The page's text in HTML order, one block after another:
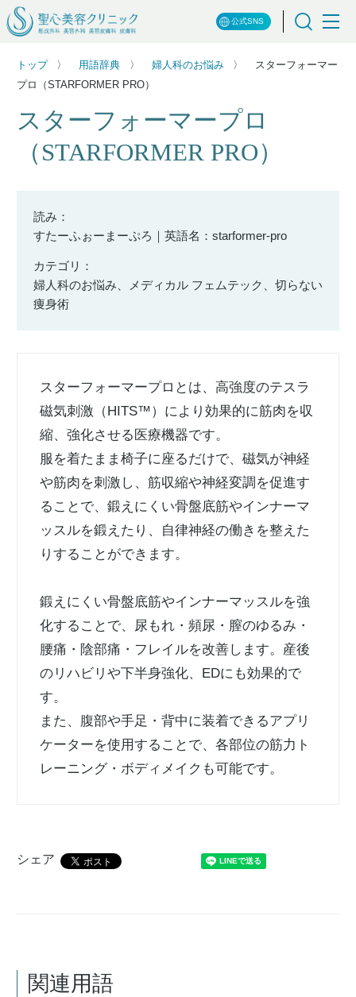
公式SNS
トップ 用語辞典 婦人科のお悩み
スターフォーマー
プロ（STARFORMER PRO）
スターフォーマープロ
（STARFORMER PRO）
読み：
すたーふぉーまーぷろ｜英語名：starformer-pro
カテゴリ：
婦人科のお悩み、メディカル フェムテック、切らない
痩身術
スターフォーマープロとは、高強度のテスラ
磁気刺激（HITS™）により効果的に筋肉を収
縮、強化させる医療機器です。
服を着たまま椅子に座るだけで、磁気が神経
や筋肉を刺激し、筋収縮や神経変調を促進す
ることで、鍛えにくい骨盤底筋やインナーマ
ッスルを鍛えたり、自律神経の働きを整えた
りすることができます。
鍛えにくい骨盤底筋やインナーマッスルを強
化することで、尿もれ・頻尿・膣のゆるみ・
腰痛・陰部痛・フレイルを改善します。産後
のリハビリや下半身強化、EDにも効果的で
す。
また、腹部や手足・背中に装着できるアプリ
ケーターを使用することで、各部位の筋力ト
レーニング・ボディメイクも可能です。
シェア
関連用語